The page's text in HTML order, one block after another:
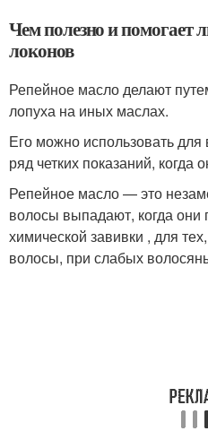
Чем полезно и помогает
локонов
Репейное масло делают
лопуха на иных маслах.
Его можно использовать
ряд четких показаний,
Репейное масло — это
волосы выпадают, когда
химической завивки , для
волосы, при слабых